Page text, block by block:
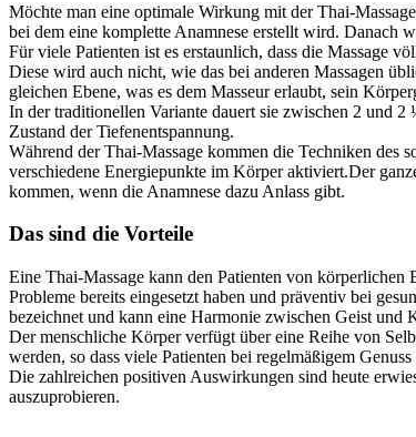
Möchte man eine optimale Wirkung mit der Thai-
bei dem eine komplette Anamnese erstellt wird. Danach
Für viele Patienten ist es erstaunlich, dass die Massage
Diese wird auch nicht, wie das bei anderen Massagen
gleichen Ebene, was es dem Masseur erlaubt, sein
In der traditionellen Variante dauert sie zwischen 2 und
Zustand der Tiefenentspannung.
Während der Thai-Massage kommen die Techniken des
verschiedene Energiepunkte im Körper aktiviert.Der
kommen, wenn die Anamnese dazu Anlass gibt.
Das sind die Vorteile
Eine Thai-Massage kann den Patienten von
Probleme bereits eingesetzt haben und präventiv bei
bezeichnet und kann eine Harmonie zwischen Geist und
Der menschliche Körper verfügt über eine Reihe von
werden, so dass viele Patienten bei regelmäßigem
Die zahlreichen positiven Auswirkungen sind heute
auszuprobieren.